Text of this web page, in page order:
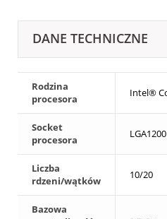
DANE TECHNICZNE
Rodzina
procesora
Intel®
Socket
procesora
LGA1200
Liczba
rdzeni/wątków
10/20
Bazowa